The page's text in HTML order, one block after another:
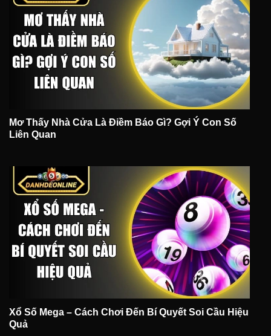
Mơ Thấy Nhà Cửa Là Điềm Báo Gì? Gợi Ý Con Số
Liên Quan
Xổ Số Mega – Cách Chơi Đến Bí Quyết Soi Cầu Hiệu
Quả